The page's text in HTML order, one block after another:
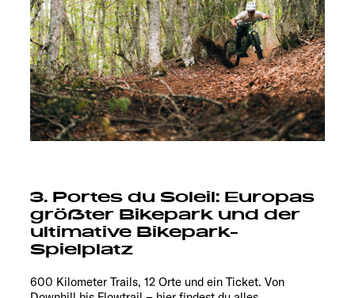
3. Portes du Soleil: Europas
größter Bikepark und der
ultimative Bikepark-
Spielplatz
600 Kilometer Trails, 12 Orte und ein Ticket. Von